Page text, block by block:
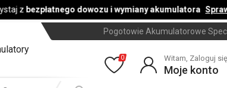
zbezpłatnego dowozu i wymiany akumulatora
Pogotowie Akumulatorowe
0 Witam, Zaloguj się
Moje konto